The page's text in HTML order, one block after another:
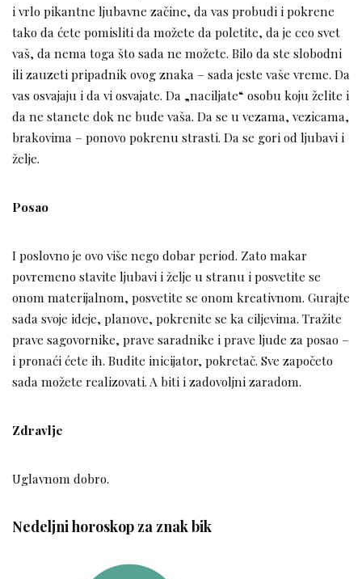
i vrlo pikantne ljubavne začine, da vas probudi i pokrene
tako da ćete pomisliti da možete da poletite, da je ceo svet
vaš, da nema toga što sada ne možete. Bilo da ste slobodni
ili zauzeti pripadnik ovog znaka – sada jeste vaše vreme. Da
vas osvajaju i da vi osvajate. Da „naciljate“ osobu koju želite i
da ne stanete dok ne bude vaša. Da se u vezama, vezicama,
brakovima – ponovo pokrenu strasti. Da se gori od ljubavi i
želje.
Posao
I poslovno je ovo više nego dobar period. Zato makar
povremeno stavite ljubavi i želje u stranu i posvetite se
onom materijalnom, posvetite se onom kreativnom. Gurajte
sada svoje ideje, planove, pokrenite se ka ciljevima. Tražite
prave sagovornike, prave saradnike i prave ljude za posao –
i pronaći ćete ih. Budite inicijator, pokretač. Sve započeto
sada možete realizovati. A biti i zadovoljni zaradom.
Zdravlje
Uglavnom dobro.
Nedeljni horoskop za znak bik